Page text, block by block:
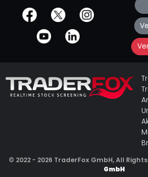
offizielle Social Media-Accounts
© 2022 - 2026 TraderFox GmbH, All
GmbH